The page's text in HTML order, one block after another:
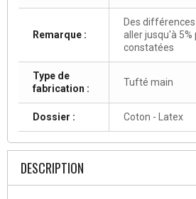
Remarque :
Des
aller jusqu'à
constatées
Type de
fabrication :
Tufté main
Dossier : Coton - Latex
DESCRIPTION